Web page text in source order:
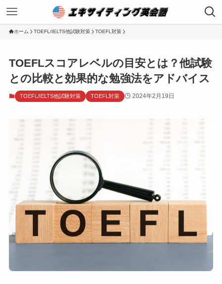
ホーム TOEFL/IELTS他試験対策 TOEFL対策
TOEFLスコアレベルの目安とは？他試験
との比較と効果的な勉強法をアドバイス
TOEFL/IELTS他試験対策 TOEFL対策 2024年2月19日